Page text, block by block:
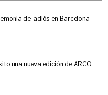
del adiós en Barcelona
una nueva edición de ARCO